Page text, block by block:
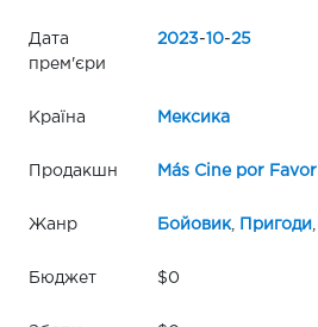
Дата
прем'єри
2023- 10-25
Країна Мексика
Продакшн Más Cine por Favor
Жанр Бойовик, Пригоди ,
Бюджет $0